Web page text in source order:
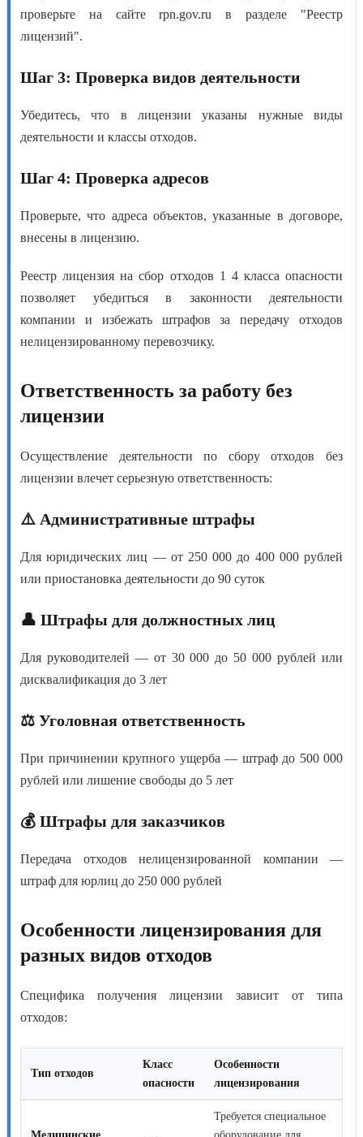
проверьте на сайте rpn.gov.ru в разделе "Реестр
лицензий".
Шаг 3: Проверка видов деятельности
Убедитесь, что в лицензии указаны нужные виды
деятельности и классы отходов.
Шаг 4: Проверка адресов
Проверьте, что адреса объектов, указанные в договоре,
внесены в лицензию.
Реестр лицензия на сбор отходов 1 4 класса опасности
позволяет убедиться в законности деятельности
компании и избежать штрафов за передачу отходов
нелицензированному перевозчику.
Ответственность за работу без
лицензии
Осуществление деятельности по сбору отходов без
лицензии влечет серьезную ответственность:
⚠️ Административные штрафы
Для юридических лиц — от 250 000 до 400 000 рублей
или приостановка деятельности до 90 суток
👤 Штрафы для должностных лиц
Для руководителей — от 30 000 до 50 000 рублей или
дисквалификация до 3 лет
⚖️ Уголовная ответственность
При причинении крупного ущерба — штраф до 500 000
рублей или лишение свободы до 5 лет
💰 Штрафы для заказчиков
Передача отходов нелицензированной компании —
штраф для юрлиц до 250 000 рублей
Особенности лицензирования для
разных видов отходов
Специфика получения лицензии зависит от типа
отходов:
Тип отходов
Класс
опасности
Особенности
лицензирования
Требуется специальное